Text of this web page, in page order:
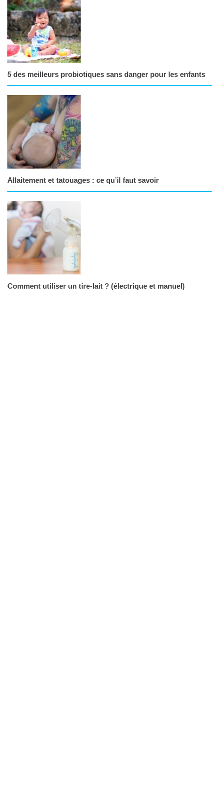
5 des meilleurs probiotiques sans danger pour les enfants
Allaitement et tatouages : ce qu’il faut savoir
Comment utiliser un tire-lait ? (électrique et manuel)